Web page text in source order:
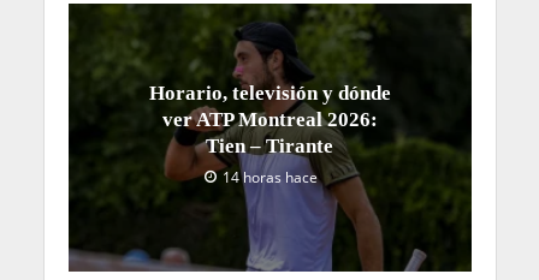
Horario, televisión y dónde
ver ATP Montreal 2026:
Tien – Tirante
14 horas hace